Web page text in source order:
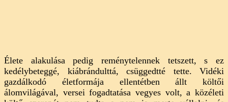
Élete alakulása pedig reménytelennek tetszett, s ez
kedélybeteggé, kiábrándulttá, csüggedtté tette. Vidéki
gazdálkodó életformája ellentétben állt költői
álomvilágával, versei fogadtatása vegyes volt, a közéleti